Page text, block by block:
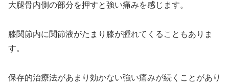
大腿骨内側の部分を押すと強い痛みを感じます。
膝関節内に関節液がたまり膝が腫れてくることもありま
す。
保存的治療法があまり効かない強い痛みが続くことがあり